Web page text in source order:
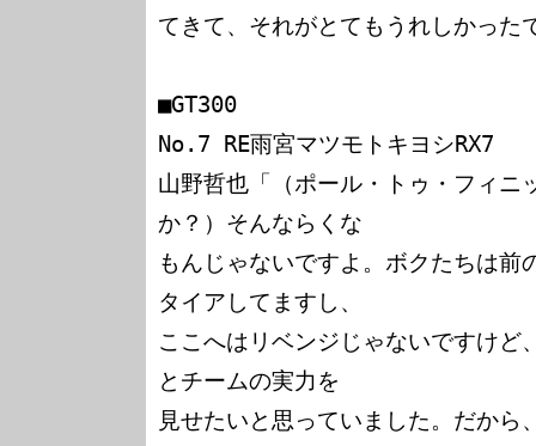
てきて、それがとてもうれしかった
■GT300
No.7 RE雨宮マツモトキヨシRX7
山野哲也「（ポール・トゥ・フィニ
か？）そんならくな
もんじゃないですよ。ボクたちは前
タイアしてますし、
ここへはリベンジじゃないですけど
とチームの実力を
見せたいと思っていました。だから